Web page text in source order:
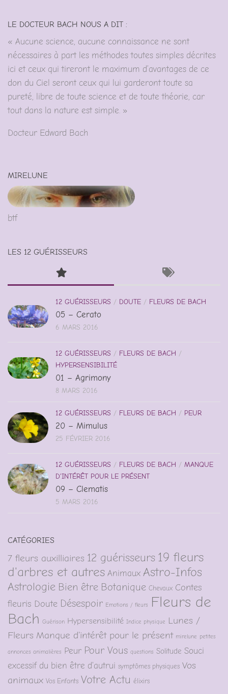
LE DOCTEUR BACH NOUS A DIT :
« Aucune science, aucune connaissance ne sont
nécessaires à part les méthodes toutes simples décrites
ici et ceux qui tireront le maximum d’avantages de ce
don du Ciel seront ceux qui lui garderont toute sa
pureté, libre de toute science et de toute théorie, car
tout dans la nature est simple. »
Docteur Edward Bach
MIRELUNE
btf
LES 12 GUÉRISSEURS
12 GUÉRISSEURS / DOUTE / FLEURS DE BACH
05 – Cerato
6 MARS 2016
12 GUÉRISSEURS / FLEURS DE BACH /
HYPERSENSIBILITÉ
01 – Agrimony
8 MARS 2016
12 GUÉRISSEURS / FLEURS DE BACH / PEUR
20 – Mimulus
25 FÉVRIER 2016
12 GUÉRISSEURS / FLEURS DE BACH / MANQUE
D'INTÉRÊT POUR LE PRÉSENT
09 – Clematis
5 MARS 2016
CATÉGORIES
7 fleurs auxilliaires 12 guérisseurs 19 fleurs
d'arbres et autres Animaux Astro-Infos
Astrologie Bien être Botanique Chevaux Contes
fleuris Doute Désespoir Emotions / fleurs
Fleurs de
Bach Guérison Hypersensibilité Indice physique
Lunes /
Fleurs Manque d'intérêt pour le présent mirelune petites
annonces animalières Peur Pour Vous questions Solitude Souci
excessif du bien être d'autrui symptômes physiques Vos
animaux Vos Enfants Votre Actu élixirs